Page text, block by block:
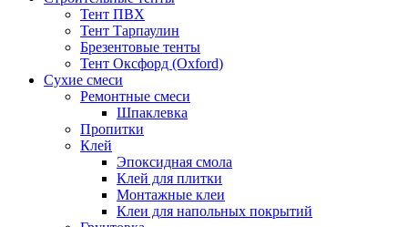
Тент ПВХ
Тент Тарпаулин
Брезентовые тенты
Тент Оксфорд (Oxford)
Сухие смеси
Ремонтные смеси
Шпаклевка
Пропитки
Клей
Эпоксидная смола
Клей для плитки
Монтажные клеи
Клеи для напольных покрытий